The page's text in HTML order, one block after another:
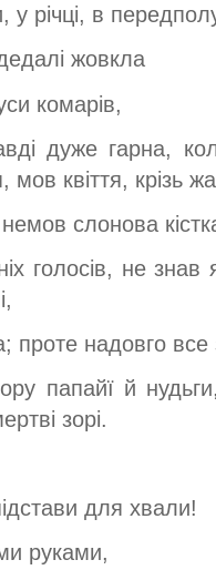
річці, в
жовкла
комарів,
дуже гарна,
квіття, крізь
слонова
голосів, не знав
проте надовго
папайї й
зорі.
для хвали!
руками,